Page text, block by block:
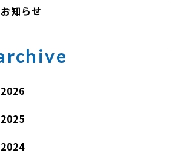
お知らせ
2026
2025
2024